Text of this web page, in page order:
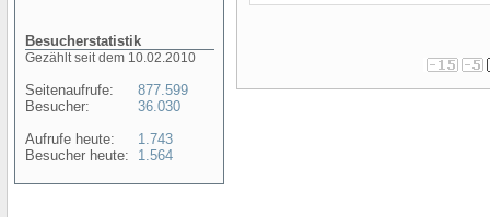
Besucherstatistik
Gezählt seit dem 10.02.2010
Seitenaufrufe:
Besucher:
Aufrufe heute:
Besucher heute:
877.599
36.030
1.743
1.564